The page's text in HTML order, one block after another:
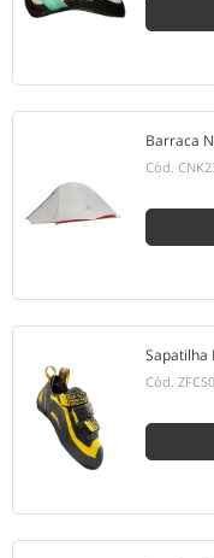
Barraca
Cód.
Sapatilha
Cód.